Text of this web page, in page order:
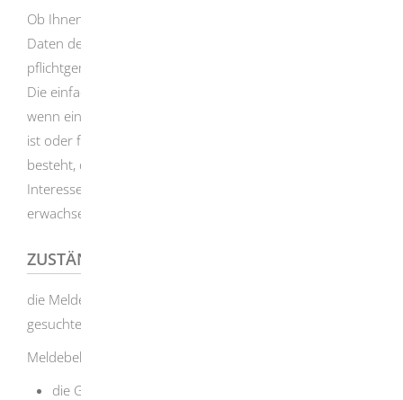
Ob Ihnen eine Meldebehörde eine Auskunft über die
Daten der gesuchten Person erteilt, liegt in deren
pflichtgemäßem Ermessen.
Die einfache Melderegisterauskunft wird nicht erteilt,
wenn eine Auskunftssperre im Melderegister eingetragen
ist oder für die Meldebehörde Grund zu der Annahme
besteht, dass hieraus eine Gefahr für schutzwürdige
Interessen des Betroffenen oder einer anderen Person
erwachsen kann.
ZUSTÄNDIGE STELLE
die Meldebehörde des letzten bekannten Wohnortes der
gesuchten Person
Meldebehörde ist
die Gemeinde-/Stadtverwaltung des Wohnortes oder